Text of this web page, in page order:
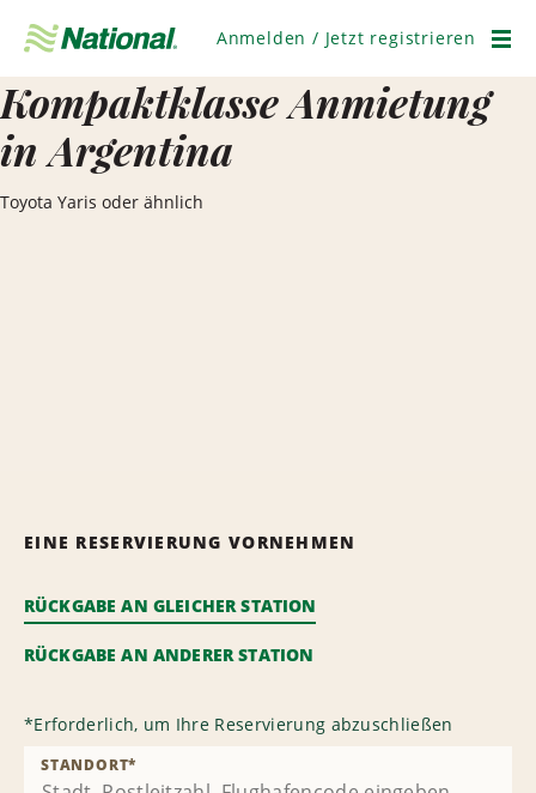
überspringen
Anmelden / Jetzt registrieren
Kompaktklasse Anmietung
in Argentina
Toyota Yaris oder ähnlich
EINE RESERVIERUNG VORNEHMEN
RÜCKGABE AN GLEICHER STATION
RÜCKGABE AN ANDERER STATION
*Erforderlich, um Ihre Reservierung abzuschließen
STANDORT*